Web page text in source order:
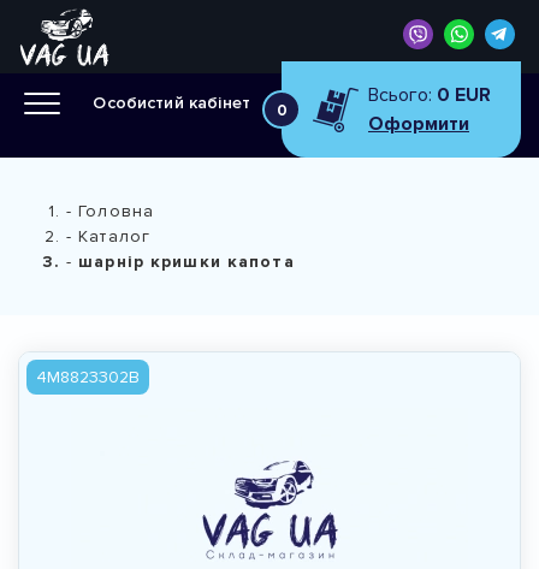
Особистий кабінет 0
Всього: 0 EUR
Оформити
Головна
Каталог
шарнір кришки капота
4M8823302B